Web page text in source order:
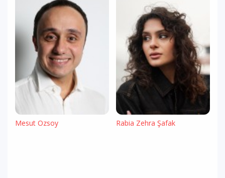
Mesut Özsoy Rabia Zehra Şafak